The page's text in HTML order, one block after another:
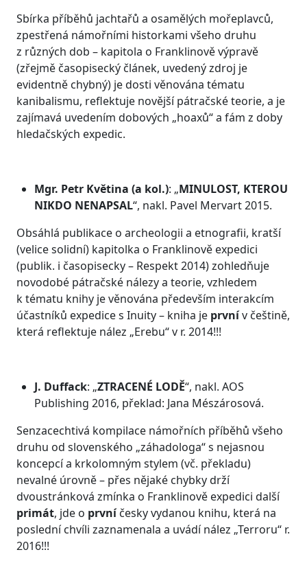
Sbírka příběhů jachtařů a osamělých mořeplavců,
zpestřená námořními historkami všeho druhu
z různých dob – kapitola o Franklinově výpravě
(zřejmě časopisecký článek, uvedený zdroj je
evidentně chybný) je dosti věnována tématu
kanibalismu, reflektuje novější pátračské teorie, a je
zajímavá uvedením dobových „hoaxů“ a fám z doby
hledačských expedic.
Mgr. Petr Květina (a kol.): „MINULOST, KTEROU
NIKDO NENAPSAL“, nakl. Pavel Mervart 2015.
Obsáhlá publikace o archeologii a etnografii, kratší
(velice solidní) kapitolka o Franklinově expedici
(publik. i časopisecky – Respekt 2014) zohledňuje
novodobé pátračské nálezy a teorie, vzhledem
k tématu knihy je věnována především interakcím
účastníků expedice s Inuity – kniha je prvnív češtině,
která reflektuje nález „Erebu“ v r. 2014!!!
J. Duffack: „ZTRACENÉ LODĚ“, nakl. AOS
Publishing 2016, překlad: Jana Mészárosová.
Senzacechtivá kompilace námořních příběhů všeho
druhu od slovenského „záhadologa“ s nejasnou
koncepcí a krkolomným stylem (vč. překladu)
nevalné úrovně – přes nějaké chybky drží
dvoustránková zmínka o Franklinově expedici další
primát, jde o prvníčesky vydanou knihu, která na
poslední chvíli zaznamenala a uvádí nález „Terroru“ r.
2016!!!